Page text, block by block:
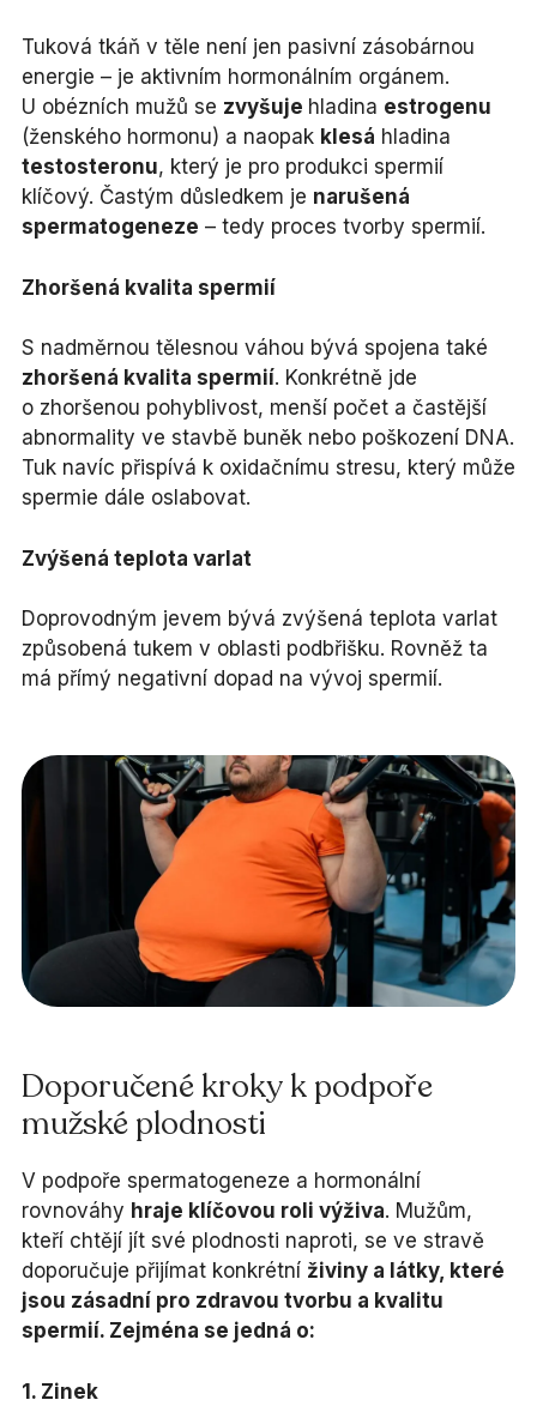
Tuková tkáň v těle není jen pasivní zásobárnou
energie – je aktivním hormonálním orgánem.
U obézních mužů se zvyšuje hladina estrogenu
(ženského hormonu) a naopak klesá hladina
testosteronu, který je pro produkci spermií
klíčový. Častým důsledkem je narušená
spermatogeneze – tedy proces tvorby spermií.
Zhoršená kvalita spermií
S nadměrnou tělesnou váhou bývá spojena také
zhoršená kvalita spermií. Konkrétně jde
o zhoršenou pohyblivost, menší počet a častější
abnormality ve stavbě buněk nebo poškození DNA.
Tuk navíc přispívá k oxidačnímu stresu, který může
spermie dále oslabovat.
Zvýšená teplota varlat
Doprovodným jevem bývá zvýšená teplota varlat
způsobená tukem v oblasti podbřišku. Rovněž ta
má přímý negativní dopad na vývoj spermií.
Doporučené kroky k podpoře
mužské plodnosti
V podpoře spermatogeneze a hormonální
rovnováhy hraje klíčovou roli výživa. Mužům,
kteří chtějí jít své plodnosti naproti, se ve stravě
doporučuje přijímat konkrétní živiny a látky, které
jsou zásadní pro zdravou tvorbu a kvalitu
spermií. Zejména se jedná o:
1. Zinek